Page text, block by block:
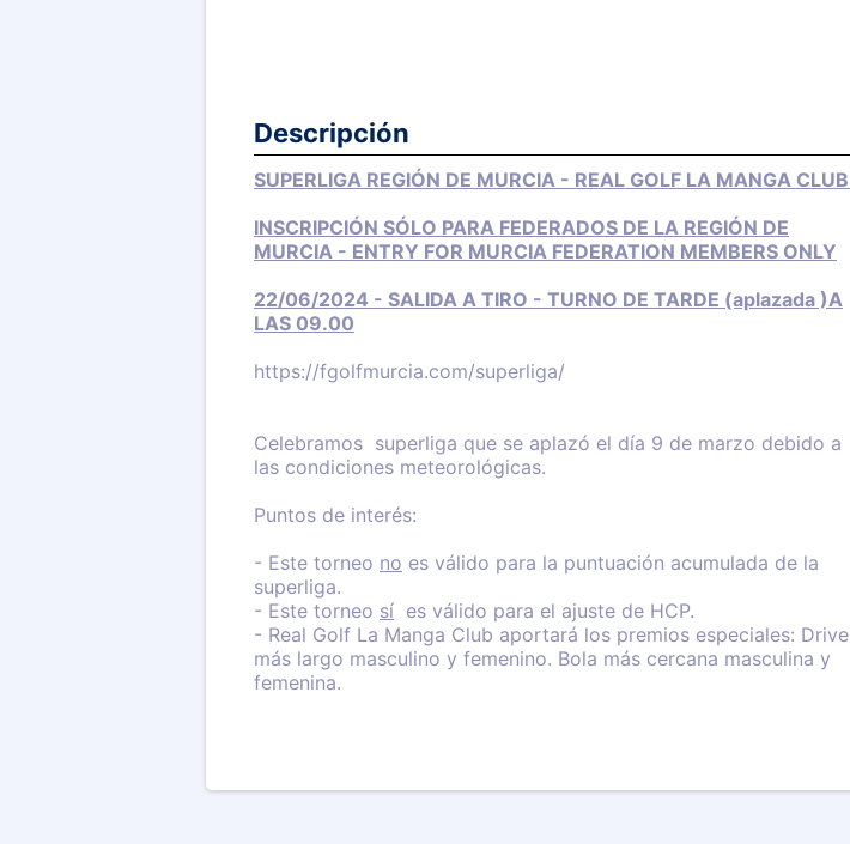
Descripción
SUPERLIGA REGIÓN DE MURCIA - REAL GOLF LA MANGA CLUB
INSCRIPCIÓN SÓLO PARA FEDERADOS DE LA REGIÓN DE
MURCIA - ENTRY FOR MURCIA FEDERATION MEMBERS ONLY
22/06/2024 - SALIDA A TIRO - TURNO DE TARDE (aplazada )A
LAS 09.00
https://fgolfmurcia.com/superliga/
Celebramos superliga que se aplazó el día 9 de marzo debido a
las condiciones meteorológicas.
Puntos de interés:
- Este torneo no es válido para la puntuación acumulada de la
superliga.
- Este torneo sí es válido para el ajuste de HCP.
- Real Golf La Manga Club aportará los premios especiales: Drive
más largo masculino y femenino. Bola más cercana masculina y
femenina.